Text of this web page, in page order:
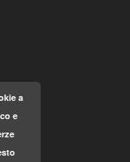
a
e